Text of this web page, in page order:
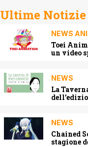
Ultime Notizie
NEWS
Toei
un video
NEWS
La
NEWS
Chained
stagione